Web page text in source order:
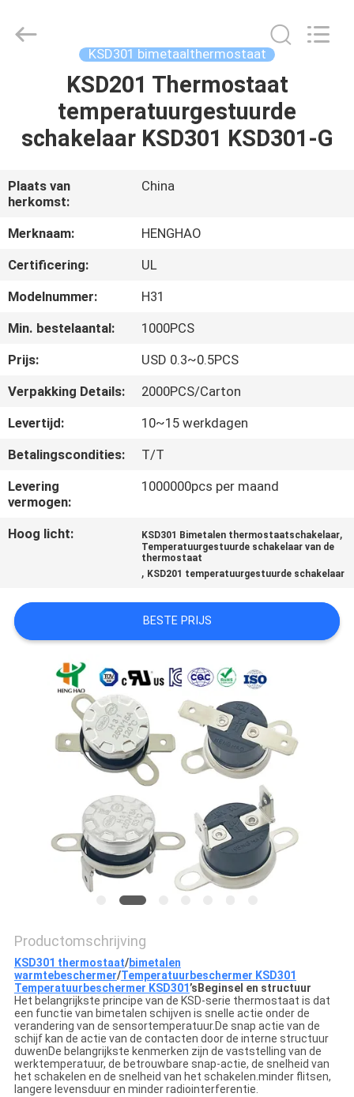
PRODUCTEN
VR-
SHOW
OVER
ONS
FABRIEKSREIS
KWALITEITSCONTROLE
ONS
NIEUWS
GEVALLEN
SITEMAP
PRIVACY
POLICY
KSD301 bimetaalthermostaat
KSD201 Thermostaat
temperatuurgestuurde
schakelaar KSD301 KSD301-G
Plaats van
herkomst:
China
Merknaam:
HENGHAO
Certificering:
UL
Modelnummer:
H31
Min. bestelaantal:
1000PCS
Prijs:
USD 0.3~0.5PCS
Verpakking Details:
2000PCS/Carton
Levertijd:
10~15 werkdagen
Betalingscondities:
T/T
Levering
vermogen:
1000000pcs per maand
Hoog licht: KSD301 Bimetalen thermostaatschakelaar,
Temperatuurgestuurde schakelaar van de
thermostaat
, KSD201 temperatuurgestuurde schakelaar
BESTE PRIJS
Productomschrijving
KSD301 thermostaat/bimetalen
warmtebeschermer/Temperatuurbeschermer KSD301
Temperatuurbeschermer KSD301’s Beginsel en structuur
Het belangrijkste principe van de KSD-serie thermostaat is dat
een functie van bimetalen schijven is snelle actie onder de
verandering van de sensortemperatuur.De snap actie van de
schijf kan de actie van de contacten door de interne structuur
duwenDe belangrijkste kenmerken zijn de vaststelling van de
werktemperatuur, de betrouwbare snap-actie, de snelheid van
het schakelen en de snelheid van het schakelen.minder flitsen,
langere levensduur en minder radiointerferentie.